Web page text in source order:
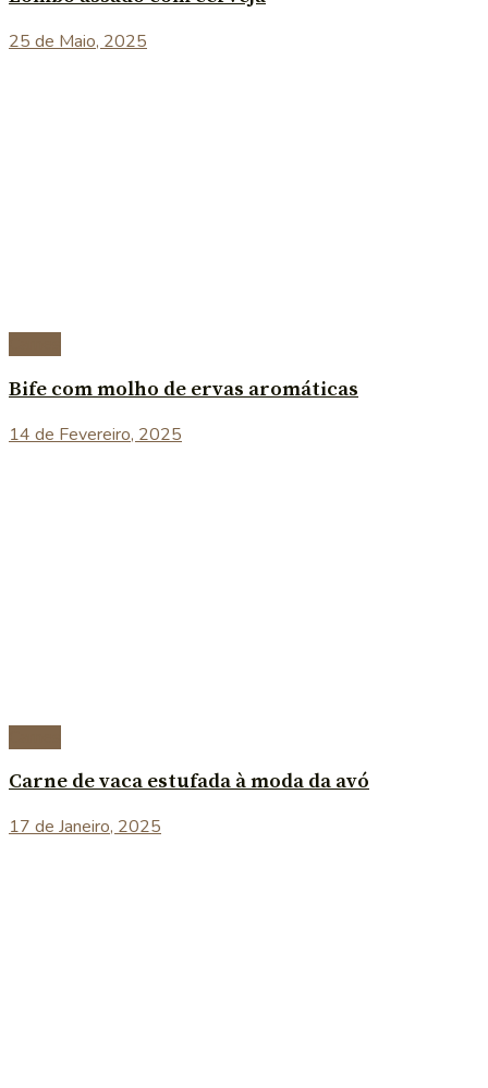
25 de Maio, 2025
Bife com molho de ervas aromáticas
14 de Fevereiro, 2025
Carne de vaca estufada à moda da avó
17 de Janeiro, 2025